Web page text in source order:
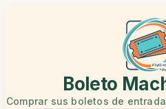
Boleto
Comprar sus boletos de